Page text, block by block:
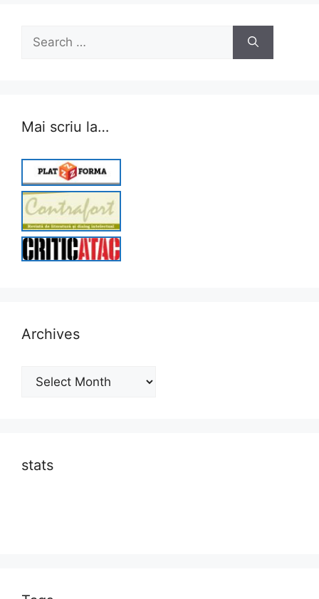
Search
for:
Mai scriu la…
Archives
Archives
stats